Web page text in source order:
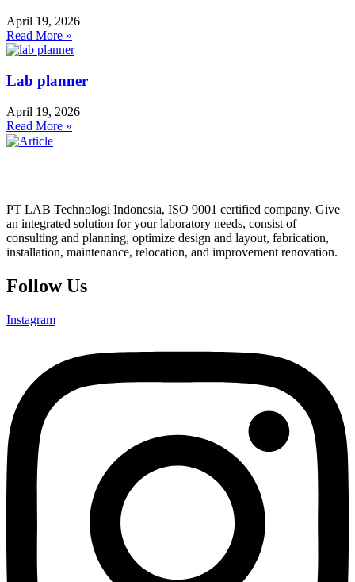
April 19, 2026
Read More »
Lab planner
April 19, 2026
Read More »
PT LAB Technologi Indonesia, ISO 9001 certified company. Give
an integrated solution for your laboratory needs, consist of
consulting and planning, optimize design and layout, fabrication,
installation, maintenance, relocation, and improvement renovation.
Follow Us
Instagram